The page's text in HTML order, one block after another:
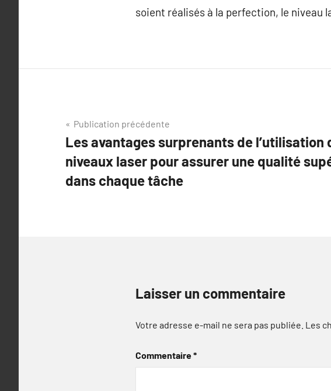
soient réalisés à la perfection, le niveau
Navigation
de
l’article
Publication précédente
Les avantages surprenants de l’utilisation
niveaux laser pour assurer une qualité
dans chaque tâche
Laisser un commentaire
Votre adresse e-mail ne sera pas publiée. Les
Commentaire*